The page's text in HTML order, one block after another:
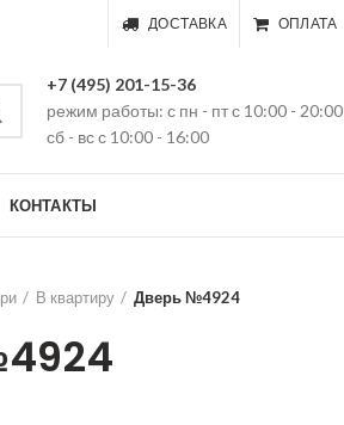
ДОСТАВКА ОПЛАТА
+7 (495) 201-15-36
режим работы: с пн - пт с 10:00 - 20:00
сб - вс с 10:00 - 16:00
КОНТАКТЫ
В квартиру Дверь №4924